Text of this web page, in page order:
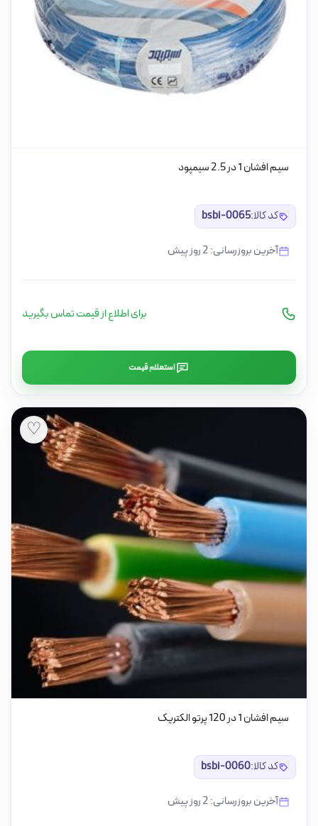
سیم افشان 1 در 2.5 سیمپود
کد کالا:bsbi-0065
آخرین بروزرسانی: 2 روز پیش
برای اطلاع از قیمت تماس بگیرید
استعلام قیمت
♡
سیم افشان 1 در 120 پرتو الکتریک
کد کالا:bsbi-0060
آخرین بروزرسانی: 2 روز پیش